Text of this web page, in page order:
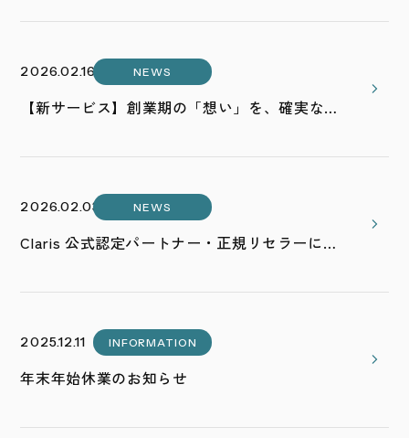
2026.02.16 NEWS
【新サービス】創業期の「想い」を、確実な
BRAND」をリリースいたしました
2026.02.03 NEWS
Claris 公式認定パートナー・正規リセラーに認
「自走するDX」をサポート
2025.12.11 INFORMATION
年末年始休業のお知らせ